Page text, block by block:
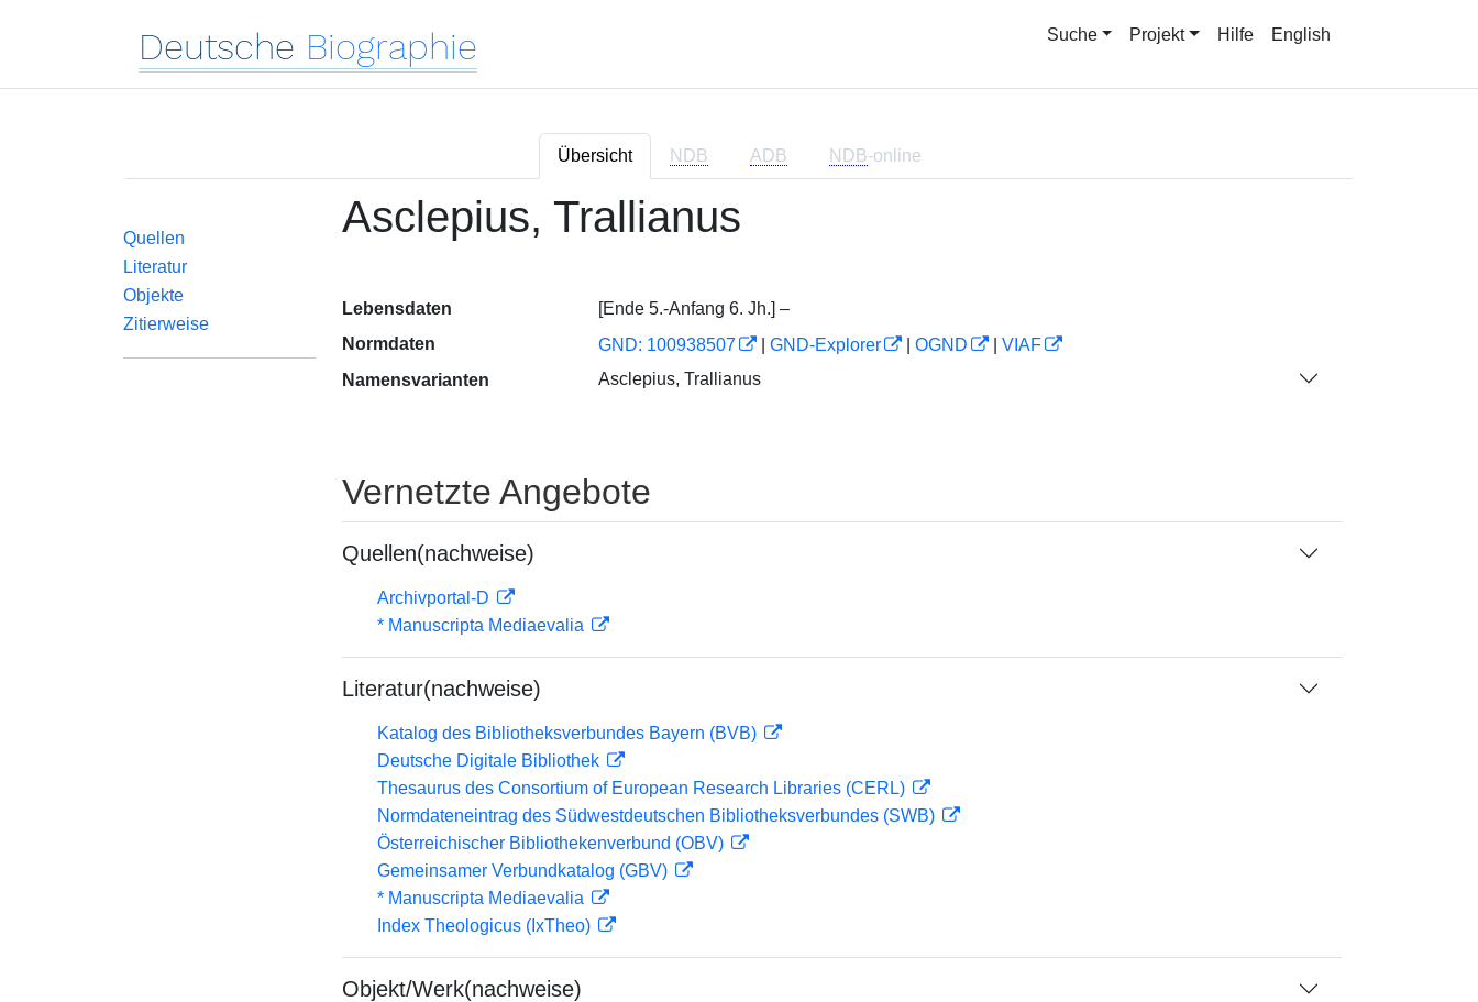
Deutsche Biographie Suche Projekt Hilfe English
Übersicht NDB ADB NDB-online
Quellen
Literatur
Objekte
Zitierweise
Asclepius, Trallianus
Lebensdaten
[Ende 5.-Anfang 6. Jh.] –
Normdaten
GND: 100938507 GND-Explorer OGND
VIAF
Namensvarianten
Asclepius, Trallianus
Vernetzte Angebote
Quellen(nachweise)
Archivportal-D
* Manuscripta Mediaevalia
Literatur(nachweise)
Katalog des Bibliotheksverbundes Bayern (BVB)
Deutsche Digitale Bibliothek
Thesaurus des Consortium of European Research Libraries (CERL)
Normdateneintrag des Südwestdeutschen Bibliotheksverbundes (SWB)
Österreichischer Bibliothekenverbund (OBV)
Gemeinsamer Verbundkatalog (GBV)
* Manuscripta Mediaevalia
Index Theologicus (IxTheo)
Objekt/Werk(nachweise)